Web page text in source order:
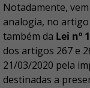
Notadamente,
analogia, no artigo
também da Lei nº
dos artigos 267 e
21/03/2020 pela
destinadas a